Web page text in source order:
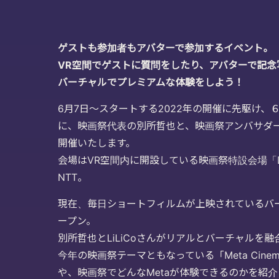
ゲストも参加者もアバターで参加するイベント。
VR空間でゲストに質問をしたり、アバターで記
バーチャルでプレミアムな体験をしよう！
6月7日～スタートする2022年の開催に先駆け、
に、映画祭代表の別所哲也と、映画祭アンバサ
開催いたします。
会場はVR空間内に開設している映画祭特設会場
NTT。
現在、毎日ショートフィルムが上映されている
ープン。
別所哲也とLiLiCoさんがリアルとバーチャルを融
今年の映画祭テーマともなっている「Meta
や、映画祭でどんなMetaが体験できるのかを紹介